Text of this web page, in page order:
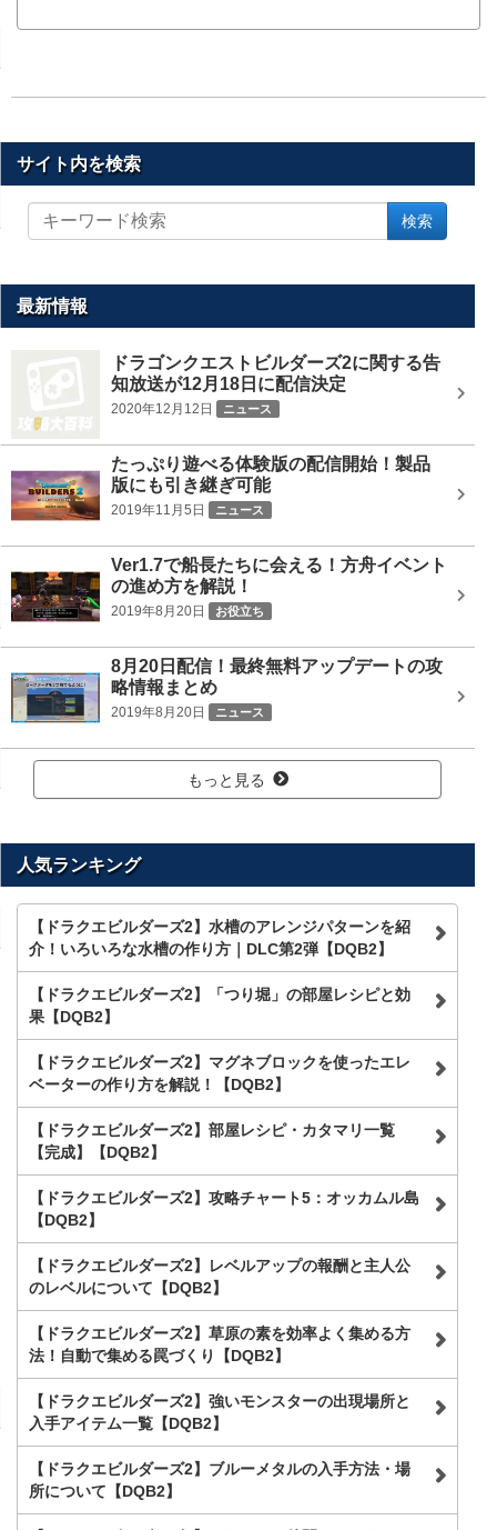
サイト内を検索
イ
を
検索
最新情報
ドラゴンクエストビルダーズ2に関する告
知放送が12月18日に配信決定
2020年12月12日 ニュース
たっぷり遊べる体験版の配信開始！製品
版にも引き継ぎ可能
2019年11月5日 ニュース
Ver1.7で船長たちに会える！方舟イベント
の進め方を解説！
2019年8月20日 お役立ち
8月20日配信！最終無料アップデートの攻
略情報まとめ
2019年8月20日 ニュース
もっと見る
人気ランキング
【ドラクエビルダーズ2】水槽のアレンジパターンを紹
介！いろいろな水槽の作り方｜DLC第2弾【DQB2】
【ドラクエビルダーズ2】「つり堀」の部屋レシピと効
果【DQB2】
【ドラクエビルダーズ2】マグネブロックを使ったエレ
ベーターの作り方を解説！【DQB2】
【ドラクエビルダーズ2】部屋レシピ・カタマリ一覧
【完成】【DQB2】
【ドラクエビルダーズ2】攻略チャート5：オッカムル島
【DQB2】
【ドラクエビルダーズ2】レベルアップの報酬と主人公
のレベルについて【DQB2】
【ドラクエビルダーズ2】草原の素を効率よく集める方
法！自動で集める罠づくり【DQB2】
【ドラクエビルダーズ2】強いモンスターの出現場所と
入手アイテム一覧【DQB2】
【ドラクエビルダーズ2】ブルーメタルの入手方法・場
所について【DQB2】